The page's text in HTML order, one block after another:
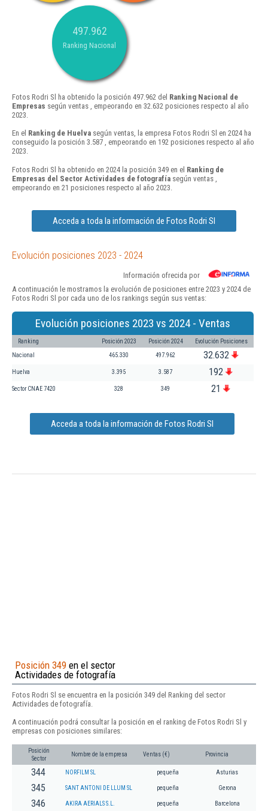
497.962
Ranking Nacional
Fotos Rodri Sl ha obtenido la posición 497.962 del Ranking Nacional de
Empresas según ventas , empeorando en 32.632 posiciones respecto al año
2023.
En el Ranking de Huelva según ventas, la empresa Fotos Rodri Sl en 2024 ha
conseguido la posición 3.587 , empeorando en 192 posiciones respecto al año
2023.
Fotos Rodri Sl ha obtenido en 2024 la posición 349 en el Ranking de
Empresas del Sector Actividades de fotografía según ventas ,
empeorando en 21 posiciones respecto al año 2023.
Acceda a toda la información de Fotos Rodri Sl
Evolución posiciones 2023 - 2024
Información ofrecida por
A continuación le mostramos la evolución de posiciones entre 2023 y 2024 de
Fotos Rodri Sl por cada uno de los rankings según sus ventas:
Evolución posiciones 2023 vs 2024 - Ventas
Ranking Posición 2023 Posición 2024 Evolución Posiciones
Nacional 465.330 497.962 32.632
Huelva 3.395 3.587 192
Sector CNAE 7420 328 349 21
Acceda a toda la información de Fotos Rodri Sl
Posición 349 en el sector
Actividades de fotografía
Fotos Rodri Sl se encuentra en la posición 349 del Ranking del sector
Actividades de fotografía.
A continuación podrá consultar la posición en el ranking de Fotos Rodri Sl y
empresas con posiciones similares:
Posición
Sector
Nombre de la empresa Ventas (€) Provincia
344 NORFILM SL pequeña Asturias
345 SANT ANTONI DE LLUM SL pequeña Gerona
346 AKIRA AERIALS S.L. pequeña Barcelona